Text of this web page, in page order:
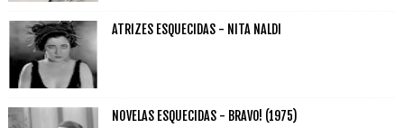
ATRIZES ESQUECIDAS - NITA NALDI
NOVELAS ESQUECIDAS - BRAVO! (1975)